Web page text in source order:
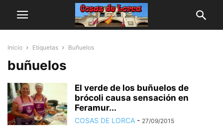
Inicio Etiquetas Buñuelos
buñuelos
El verde de los buñuelos de
brócoli causa sensación en
Feramur...
COSAS DE LORCA - 27/09/2015